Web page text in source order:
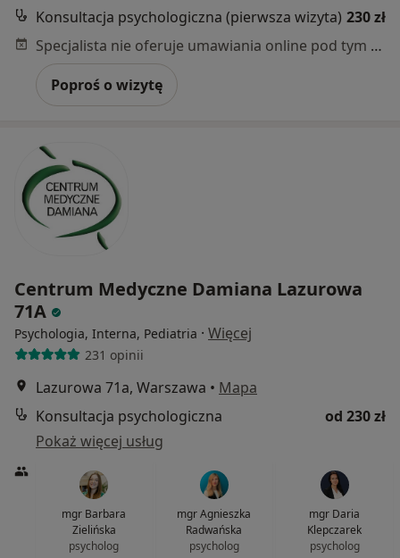
Konsultacja psychologiczna (pierwsza wizyta) 230 zł
Specjalista nie oferuje umawiania online pod tym adresem.
Poproś o wizytę
Centrum Medyczne Damiana Lazurowa
71A
Psychologia, Interna, Pediatria · Więcej
231 opinii
Lazurowa 71a, Warszawa • Mapa
Konsultacja psychologiczna
od 230 zł
Pokaż więcej usług
mgr Barbara
Zielińska
psycholog
mgr Agnieszka
Radwańska
psycholog
mgr Daria
Klepczarek
psycholog